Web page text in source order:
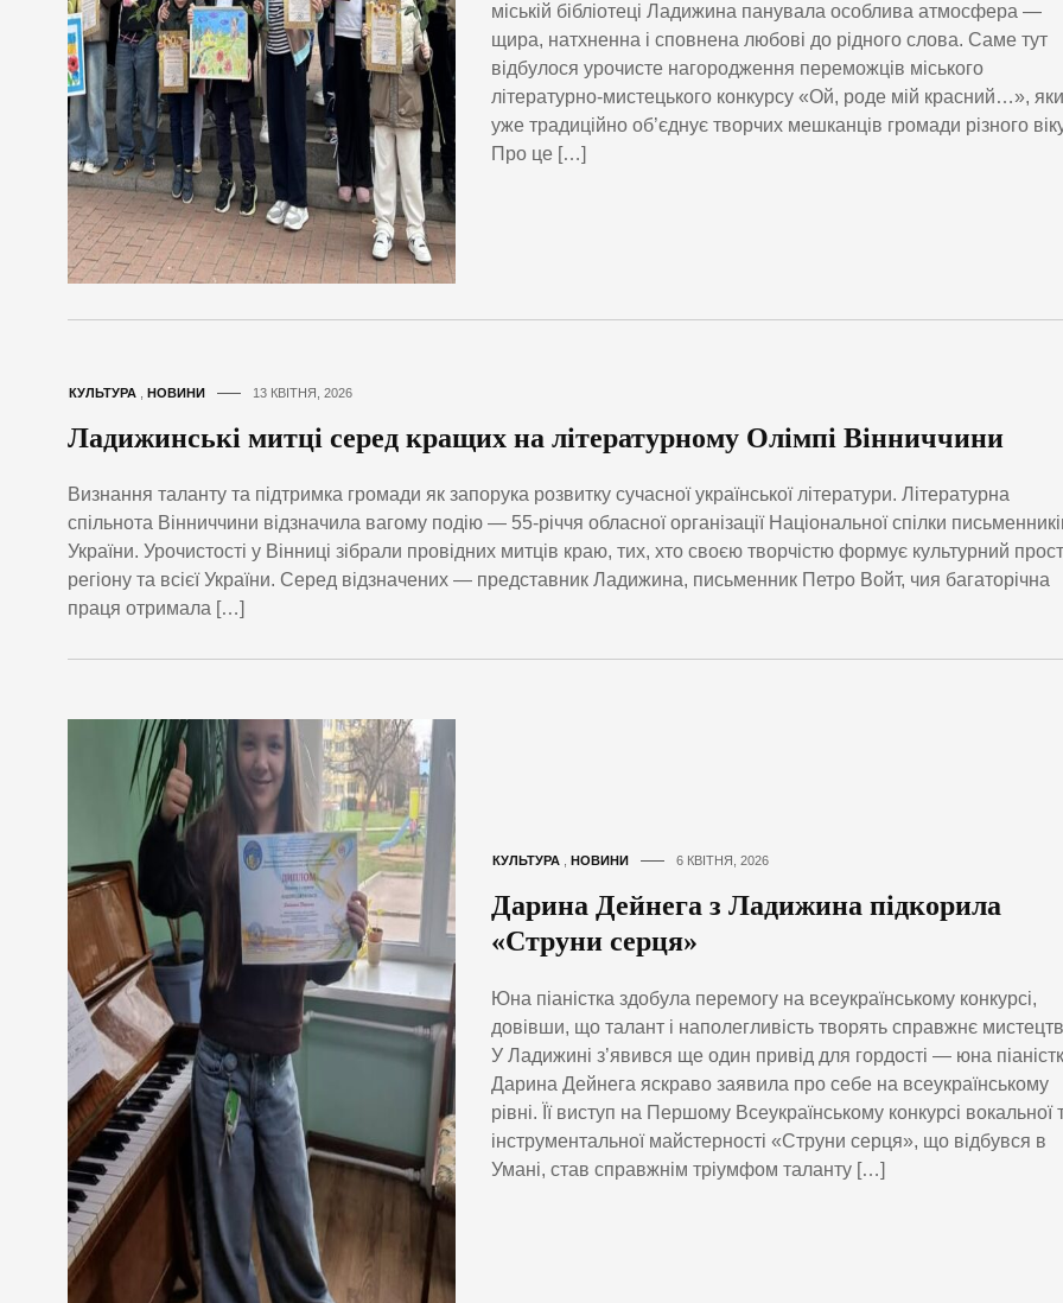
міській бібліотеці Ладижина панувала особлива атмосфера —
щира, натхненна і сповнена любові до рідного слова. Саме тут
відбулося урочисте нагородження переможців міського
літературно-мистецького конкурсу «Ой, роде мій красний…»,
уже традиційно об’єднує творчих мешканців громади різного
Про це […]
КУЛЬТУРА НОВИНИ 13 КВІТНЯ, 2026
Ладижинські митці серед кращих на літературному Олімпі Вінниччини
Визнання таланту та підтримка громади як запорука розвитку сучасної української літератури. Літературна
спільнота Вінниччини відзначила вагому подію — 55-річчя обласної організації Національної спілки
України. Урочистості у Вінниці зібрали провідних митців краю, тих, хто своєю творчістю формує культурний
регіону та всієї України. Серед відзначених — представник Ладижина, письменник Петро Войт, чия багаторічна
праця отримала […]
КУЛЬТУРА , НОВИНИ 6 КВІТНЯ, 2026
Дарина Дейнега з Ладижина підкорила
«Струни серця»
Юна піаністка здобула перемогу на всеукраїнському конкурсі,
довівши, що талант і наполегливість творять справжнє
У Ладижині з’явився ще один привід для гордості — юна
Дарина Дейнега яскраво заявила про себе на всеукраїнському
рівні. Її виступ на Першому Всеукраїнському конкурсі вокальної
інструментальної майстерності «Струни серця», що відбувся в
Умані, став справжнім тріумфом таланту […]